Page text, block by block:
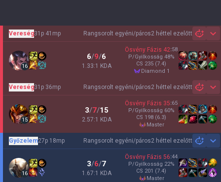
Rangsorolt egyéni/páros2 héttel ezelőtt
Vereség31p 41mp
16
6/9/6
1.33:1 KDA
Ösvény Fázis 42:58
P/Gyilkosság 48%
CS 235 (7.4)
diamond 1
Rangsorolt egyéni/páros2 héttel ezelőtt
Vereség31p 36mp
15
3/7/15
2.57:1 KDA
Ösvény Fázis 35:65
P/Gyilkosság 60%
CS 198 (6.3)
master
Rangsorolt egyéni/páros2 héttel ezelőtt
Győzelem27p 18mp
16
3/6/7
1.67:1 KDA
Ösvény Fázis 56:44
P/Gyilkosság 22%
CS 201 (7.4)
master